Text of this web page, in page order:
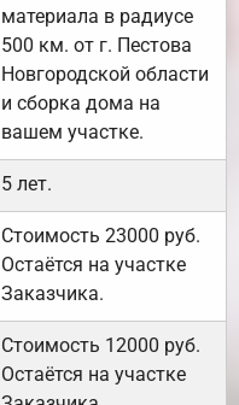
материала в радиусе
500 км. от г. Пестова
Новгородской области
и сборка дома на
вашем участке.
5 лет.
Стоимость 23000 руб.
Остаётся на участке
Заказчика.
Стоимость 12000 руб.
Остаётся на участке